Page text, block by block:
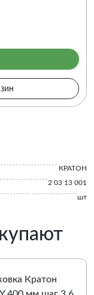
КРАТОН
2 03 13 001
шт